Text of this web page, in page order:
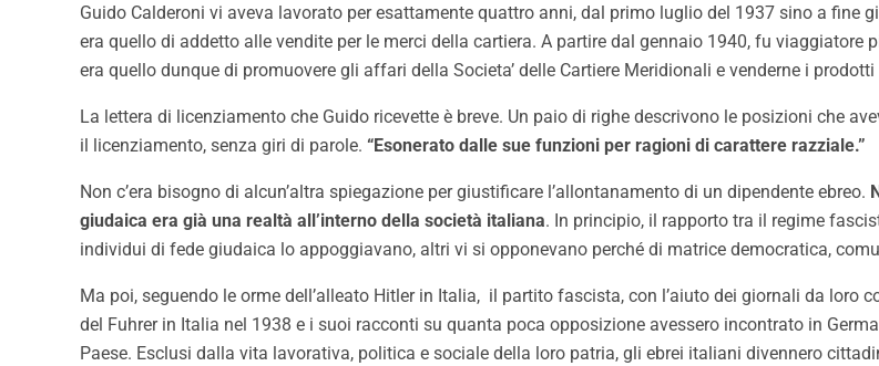
Guido Calderoni vi aveva lavorato per esattamente quattro anni, dal primo luglio del 1937 sino a fine
era quello di addetto alle vendite per le merci della cartiera. A partire dal gennaio 1940, fu
era quello dunque di promuovere gli affari della Societa’ delle Cartiere Meridionali e venderne i
La lettera di licenziamento che Guido ricevette è breve. Un paio di righe descrivono le posizioni che
il licenziamento, senza giri di parole. “Esonerato dalle sue funzioni per ragioni di carattere razziale.”
Non c’era bisogno di alcun’altra spiegazione per giustificare l’allontanamento di un dipendente ebreo.
giudaica era già una realtà all’interno della società italiana. In principio, il rapporto tra il regime
individui di fede giudaica lo appoggiavano, altri vi si opponevano perché di matrice democratica,
Ma poi, seguendo le orme dell’alleato Hitler in Italia, il partito fascista, con l’aiuto dei giornali da loro
del Fuhrer in Italia nel 1938 e i suoi racconti su quanta poca opposizione avessero incontrato in
Paese. Esclusi dalla vita lavorativa, politica e sociale della loro patria, gli ebrei italiani divennero